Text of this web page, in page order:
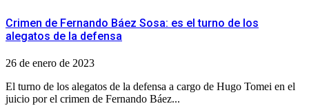
Crimen de Fernando Báez Sosa: es el turno de los
alegatos de la defensa
26 de enero de 2023
El turno de los alegatos de la defensa a cargo de Hugo Tomei en el
juicio por el crimen de Fernando Báez...